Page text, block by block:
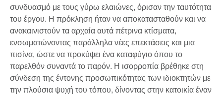
συνδυασμό με τους γύρω ελαιώνες, όρισαν την ταυτότητα
του έργου. Η πρόκληση ήταν να αποκατασταθούν και να
ανακαινιστούν τα αρχαία αυτά πέτρινα κτίσματα,
ενσωματώνοντας παράλληλα νέες επεκτάσεις και μια
πισίνα, ώστε να προκύψει ένα καταφύγιο όπου το
παρελθόν συναντά το παρόν. Η ισορροπία βρέθηκε στη
σύνδεση της έντονης προσωπικότητας των ιδιοκτητών με
την πλούσια ψυχή του τόπου, δίνοντας στην κατοικία έναν